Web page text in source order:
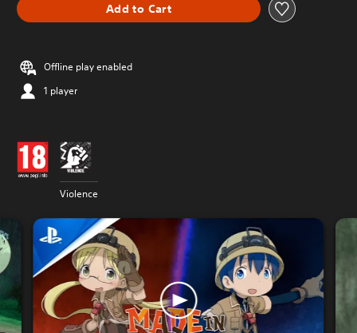
Add to Cart
Offline play enabled
1 player
Violence